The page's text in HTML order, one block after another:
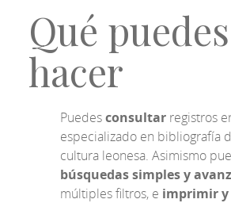
Qué puedes
hacer
Puedesconsultar registros
especializado en bibliografía
cultura leonesa. Asimismo
búsquedas simples y
múltiples filtros, e imprimir